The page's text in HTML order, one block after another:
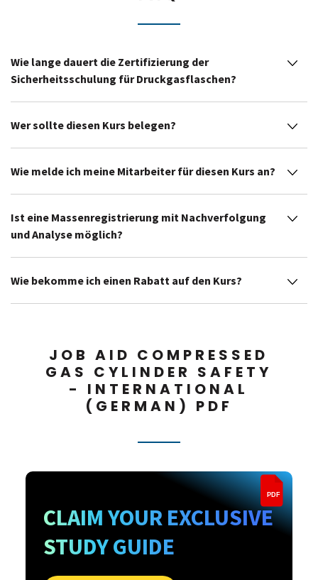
Wie lange dauert die Zertifizierung der
Sicherheitsschulung für Druckgasflaschen?
Wer sollte diesen Kurs belegen?
Wie melde ich meine Mitarbeiter für diesen Kurs an?
Ist eine Massenregistrierung mit Nachverfolgung
und Analyse möglich?
Wie bekomme ich einen Rabatt auf den Kurs?
JOB AID COMPRESSED
GAS CYLINDER SAFETY
- INTERNATIONAL
(GERMAN) PDF
PDF
CLAIM YOUR EXCLUSIVE
STUDY GUIDE